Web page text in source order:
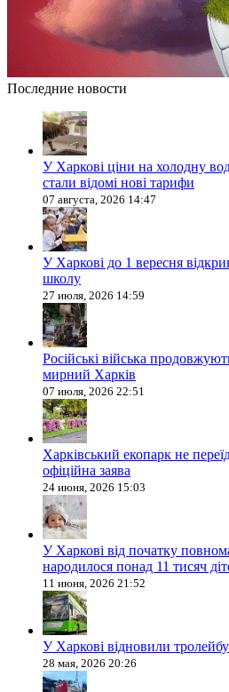
Последние новости
У Харкові ціни на холодну
стали відомі нові тарифи
07 августа, 2026 14:47
У Харкові до 1 вересня
школу
27 июля, 2026 14:59
Російські війська
мирний Харків
07 июля, 2026 22:51
Харківський екопарк не
офіційна заява
24 июня, 2026 15:03
У Харкові від початку
народилося понад 11 тисяч
11 июня, 2026 21:52
У Харкові відновили
28 мая, 2026 20:26